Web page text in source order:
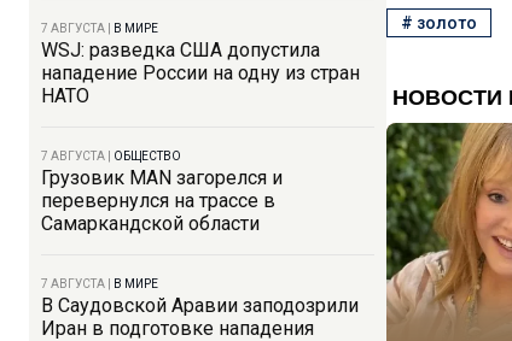
7 АВГУСТА В МИРЕ
WSJ: разведка США допустила
нападение России на одну из стран
НАТО
7 АВГУСТА ОБЩЕСТВО
Грузовик MAN загорелся и
перевернулся на трассе в
Самаркандской области
7 АВГУСТА В МИРЕ
В Саудовской Аравии заподозрили
Иран в подготовке нападения
# золото